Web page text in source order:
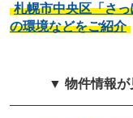
札幌市中央区「さ
の環境などをご紹介
▼ 物件情報が